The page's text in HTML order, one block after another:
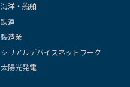
海洋・船舶
鉄道
製造業
シリアルデバイスネットワーク
太陽光発電